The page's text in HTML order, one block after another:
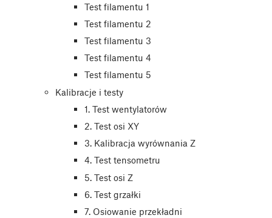
Test filamentu 1
Test filamentu 2
Test filamentu 3
Test filamentu 4
Test filamentu 5
Kalibracje i testy
1. Test wentylatorów
2. Test osi XY
3. Kalibracja wyrównania Z
4. Test tensometru
5. Test osi Z
6. Test grzałki
7. Osiowanie przekładni